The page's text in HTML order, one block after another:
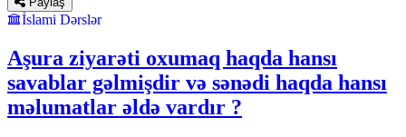
İslami Dərslər
Aşura ziyarəti oxumaq haqda hansı
savablar gəlmişdir və sənədi haqda hansı
məlumatlar əldə vardır ?